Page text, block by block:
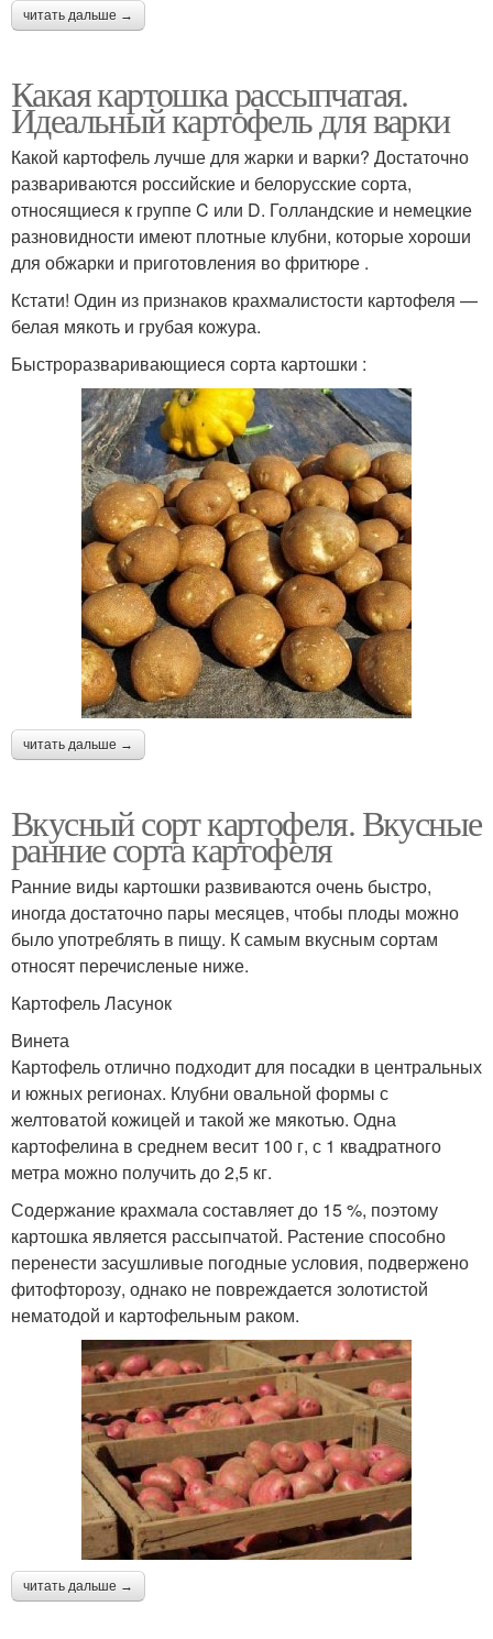
читать дальше →
Какая картошка рассыпчатая.
Идеальный картофель для варки
Какой картофель лучше для жарки и варки? Достаточно
развариваются российские и белорусские сорта,
относящиеся к группе C или D. Голландские и немецкие
разновидности имеют плотные клубни, которые хороши
для обжарки и приготовления во фритюре .
Кстати! Один из признаков крахмалистости картофеля —
белая мякоть и грубая кожура.
Быстроразваривающиеся сорта картошки :
читать дальше →
Вкусный сорт картофеля. Вкусные
ранние сорта картофеля
Ранние виды картошки развиваются очень быстро,
иногда достаточно пары месяцев, чтобы плоды можно
было употреблять в пищу. К самым вкусным сортам
относят перечисленые ниже.
Картофель Ласунок
Винета
Картофель отлично подходит для посадки в центральных
и южных регионах. Клубни овальной формы с
желтоватой кожицей и такой же мякотью. Одна
картофелина в среднем весит 100 г, с 1 квадратного
метра можно получить до 2,5 кг.
Содержание крахмала составляет до 15 %, поэтому
картошка является рассыпчатой. Растение способно
перенести засушливые погодные условия, подвержено
фитофторозу, однако не повреждается золотистой
нематодой и картофельным раком.
читать дальше →